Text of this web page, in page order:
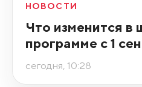
НОВОСТИ
Что изменится в
программе с 1
сегодня, 10:28